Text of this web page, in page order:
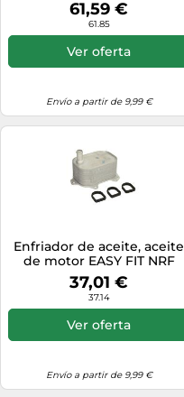
61,59 €
61.85
Ver oferta
Envío a partir de 9,99 €
Enfriador de aceite, aceite
de motor EASY FIT NRF
31788
37,01 €
37.14
Ver oferta
Envío a partir de 9,99 €